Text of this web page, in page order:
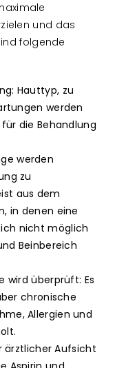
und das
folgende
Hauttyp, zu
werden
die Behandlung
werden
zu
aus dem
in denen eine
nicht möglich
Beinbereich
wird überprüft: Es
chronische
Allergien und
ärztlicher Aufsicht